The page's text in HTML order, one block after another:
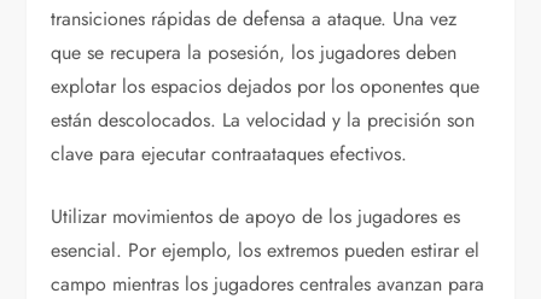
transiciones rápidas de defensa a ataque. Una vez
que se recupera la posesión, los jugadores deben
explotar los espacios dejados por los oponentes que
están descolocados. La velocidad y la precisión son
clave para ejecutar contraataques efectivos.
Utilizar movimientos de apoyo de los jugadores es
esencial. Por ejemplo, los extremos pueden estirar el
campo mientras los jugadores centrales avanzan para